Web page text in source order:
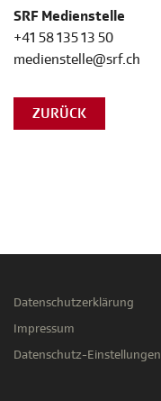
SRF Medienstelle
+41 58 135 13 50
medienstelle@srf.ch
ZURÜCK
Datenschutzerklärung
Impressum
Datenschutz-Einstellungen